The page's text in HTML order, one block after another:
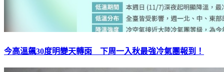
今高溫飆30度明變天轉雨 下周一入秋最強冷氣團報到！